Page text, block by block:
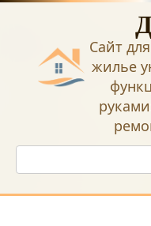
Перейти
Сайт
жилье
Поиск: